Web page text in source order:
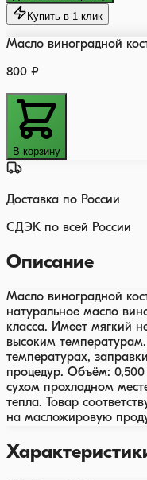
Купить в 1 клик
Масло виноградной
800 ₽
В корзину
Доставка по России
СДЭК по всей России
Описание
Масло виноградной
натуральное масло
класса. Имеет мягкий
высоким
температурах,
процедур. Объём: 0,500
сухом прохладном
тепла. Товар
на масложировую